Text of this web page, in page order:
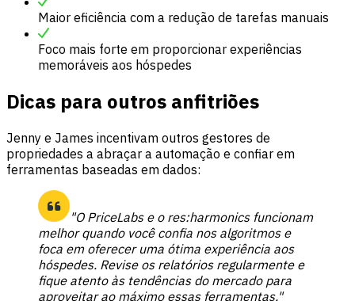
Maior eficiência com a redução de tarefas manuais
Foco mais forte em proporcionar experiências
memoráveis aos hóspedes
Dicas para outros anfitriões
Jenny e James incentivam outros gestores de
propriedades a abraçar a automação e confiar em
ferramentas baseadas em dados:
"O PriceLabs e o res:harmonics funcionam
melhor quando você confia nos algoritmos e
foca em oferecer uma ótima experiência aos
hóspedes. Revise os relatórios regularmente e
fique atento às tendências do mercado para
aproveitar ao máximo essas ferramentas."